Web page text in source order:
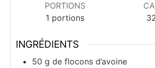
PORTIONS
1 portions
INGRÉDIENTS
50 g de flocons d’avoine